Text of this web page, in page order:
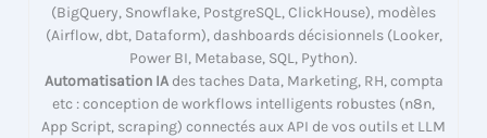
(BigQuery, Snowflake, PostgreSQL, ClickHouse), modèles
(Airflow, dbt, Dataform), dashboards décisionnels (Looker,
Power BI, Metabase, SQL, Python).
Automatisation IAdes taches Data, Marketing, RH, compta
etc : conception de workflows intelligents robustes (n8n,
App Script, scraping) connectés aux API de vos outils et LLM